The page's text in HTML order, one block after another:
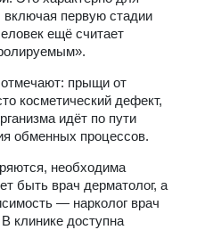
включая первую стадии
ещё считает
прыщи от
косметический дефект,
идёт по пути
обменных процессов.
необходима
быть врач дерматолог, а
— нарколог врач
клинике доступна